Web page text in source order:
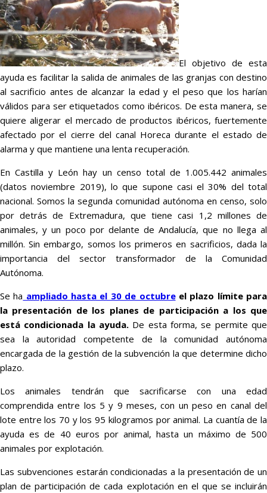
El objetivo de esta
ayuda es facilitar la salida de animales de las granjas con destino
al sacrificio antes de alcanzar la edad y el peso que los harían
válidos para ser etiquetados como ibéricos. De esta manera, se
quiere aligerar el mercado de productos ibéricos, fuertemente
afectado por el cierre del canal Horeca durante el estado de
alarma y que mantiene una lenta recuperación.
En Castilla y León hay un censo total de 1.005.442 animales
(datos noviembre 2019), lo que supone casi el 30% del total
nacional. Somos la segunda comunidad autónoma en censo, solo
por detrás de Extremadura, que tiene casi 1,2 millones de
animales, y un poco por delante de Andalucía, que no llega al
millón. Sin embargo, somos los primeros en sacrificios, dada la
importancia del sector transformador de la Comunidad
Autónoma.
Se ha ampliado hasta el 30 de octubreel plazo límite para
la presentación de los planes de participación a los que
está condicionada la ayuda. De esta forma, se permite que
sea la autoridad competente de la comunidad autónoma
encargada de la gestión de la subvención la que determine dicho
plazo.
Los animales tendrán que sacrificarse con una edad
comprendida entre los 5 y 9 meses, con un peso en canal del
lote entre los 70 y los 95 kilogramos por animal. La cuantía de la
ayuda es de 40 euros por animal, hasta un máximo de 500
animales por explotación.
Las subvenciones estarán condicionadas a la presentación de un
plan de participación de cada explotación en el que se incluirán